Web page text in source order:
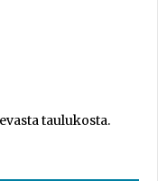
taulukosta.